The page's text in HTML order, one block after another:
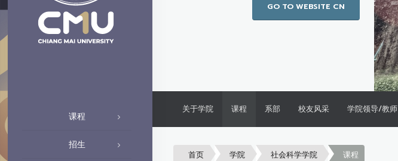
课程
招生
GO TO WEBSITE CN
关于学院 课程 系部 校友风采 学院领导/教师
首页 学院 社会科学学院 课程